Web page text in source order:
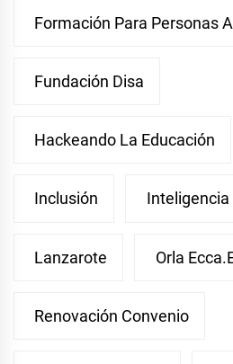
Formación Para Personas
Fundación Disa
Hackeando La Educación
Inclusión Inteligencia
Lanzarote Orla
Renovación Convenio